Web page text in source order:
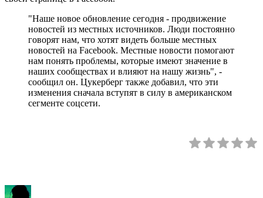
"Наше новое обновление сегодня - продвижение
новостей из местных источников. Люди постоянно
говорят нам, что хотят видеть больше местных
новостей на Facebook. Местные новости помогают
нам понять проблемы, которые имеют значение в
наших сообществах и влияют на нашу жизнь", -
сообщил он. Цукерберг также добавил, что эти
изменения сначала вступят в силу в американском
сегменте соцсети.